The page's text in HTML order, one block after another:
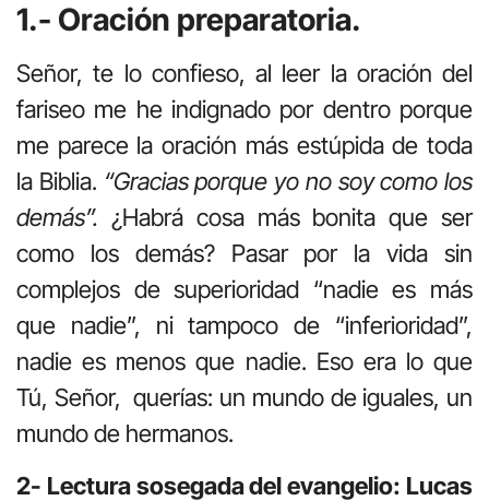
1.- Oración preparatoria.
Señor, te lo confieso, al leer la oración del
fariseo me he indignado por dentro porque
me parece la oración más estúpida de toda
la Biblia. “Gracias porque yo no soy como los
demás”. ¿Habrá cosa más bonita que ser
como los demás? Pasar por la vida sin
complejos de superioridad “nadie es más
que nadie”, ni tampoco de “inferioridad”,
nadie es menos que nadie. Eso era lo que
Tú, Señor, querías: un mundo de iguales, un
mundo de hermanos.
2- Lectura sosegada del evangelio: Lucas